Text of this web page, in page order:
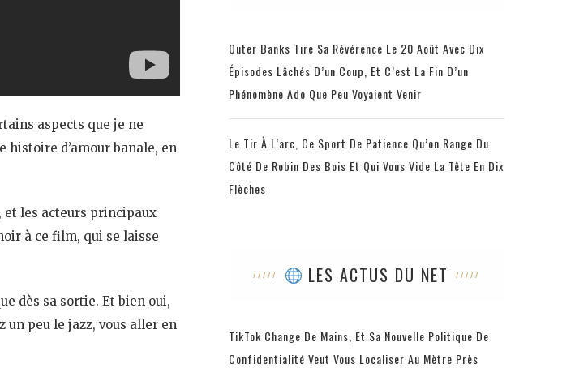
aspects que je ne
d’amour banale, en
et les acteurs principaux
à ce film, qui se laisse
dès sa sortie. Et bien oui,
un peu le jazz, vous aller en
Outer Banks Tire Sa Révérence Le 20 Août Avec Dix
Épisodes Lâchés D’un Coup, Et C’est La Fin D’un
Phénomène Ado Que Peu Voyaient Venir
Le Tir À L’arc, Ce Sport De Patience Qu’on Range Du
Côté De Robin Des Bois Et Qui Vous Vide La Tête En Dix
Flèches
LES ACTUS DU NET
TikTok Change De Mains, Et Sa Nouvelle Politique De
Confidentialité Veut Vous Localiser Au Mètre Près